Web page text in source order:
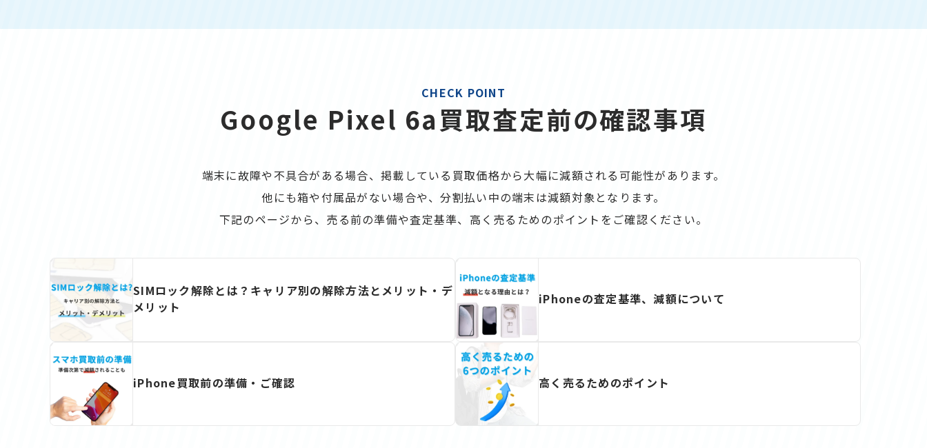
CHECK POINT
Google Pixel 6a買取査定前の確認事項
端末に故障や不具合がある場合、掲載している買取価格から大幅に減額される可能性があります。
他にも箱や付属品がない場合や、分割払い中の端末は減額対象となります。
下記のページから、売る前の準備や査定基準、高く売るためのポイントをご確認ください。
SIMロック解除とは？キャリア別の解除方法とメリット・デ
メリット
iPhoneの査定基準、減額について
iPhone買取前の準備・ご確認 高く売るためのポイント